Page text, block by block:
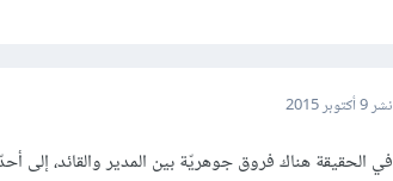
نشر9 أكتوبر 2015
في الحقيقة هناك فروق جوهريّة بين المدير والقائد، إلى